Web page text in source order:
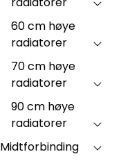
60 cm høye
radiatorer
70 cm høye
radiatorer
90 cm høye
radiatorer
Midtforbinding